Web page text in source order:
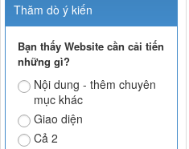
Thăm dò ý kiến
Bạn thấy Website cần cải tiến
những gì?
Nội dung - thêm chuyên
mục khác
Giao diện
Cả 2